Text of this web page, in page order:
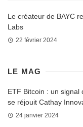
Le créateur de BAYC
Labs
22 février 2024
LE MAG
ETF Bitcoin : un signal
se réjouit Cathay
24 janvier 2024